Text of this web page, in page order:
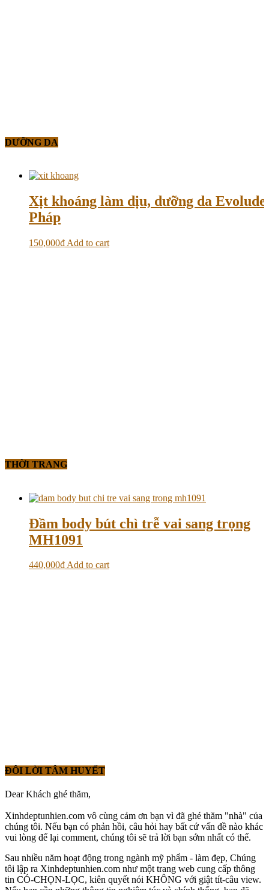
DƯỠNG DA
Xịt khoáng làm dịu, dưỡng da
Pháp
150,000₫ Add to cart
THỜI TRANG
Đầm body bút chì trễ vai sang trọng
MH1091
440,000₫Add to cart
ĐÔI LỜI TÂM HUYẾT
Dear Khách ghé thăm,
Xinhdeptunhien.com vô cùng cảm ơn bạn vì đã ghé thăm "nhà" của
chúng tôi. Nếu bạn có phản hồi, câu hỏi hay bất cứ vấn đề nào khác
vui lòng để lại comment, chúng tôi sẽ trả lời bạn sớm nhất có thể.
Sau nhiều năm hoạt động trong ngành mỹ phẩm - làm đẹp, Chúng
tôi lập ra Xinhdeptunhien.com như một trang web cung cấp thông
tin CÓ-CHỌN-LỌC, kiên quyết nói KHÔNG với giật tít-câu view.